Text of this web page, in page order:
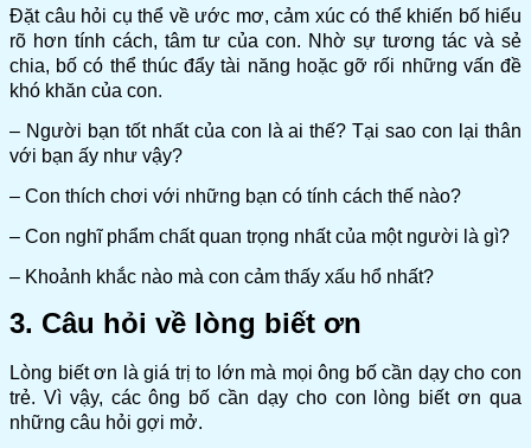
Đặt câu hỏi cụ thể về ước mơ, cảm xúc có thể khiến bố hiểu
rõ hơn tính cách, tâm tư của con. Nhờ sự tương tác và sẻ
chia, bố có thể thúc đẩy tài năng hoặc gỡ rối những vấn đề
khó khăn của con.
– Người bạn tốt nhất của con là ai thế? Tại sao con lại thân
với bạn ấy như vậy?
– Con thích chơi với những bạn có tính cách thế nào?
– Con nghĩ phẩm chất quan trọng nhất của một người là gì?
– Khoảnh khắc nào mà con cảm thấy xấu hổ nhất?
3. Câu hỏi về lòng biết ơn
Lòng biết ơn là giá trị to lớn mà mọi ông bố cần dạy cho con
trẻ. Vì vậy, các ông bố cần dạy cho con lòng biết ơn qua
những câu hỏi gợi mở.